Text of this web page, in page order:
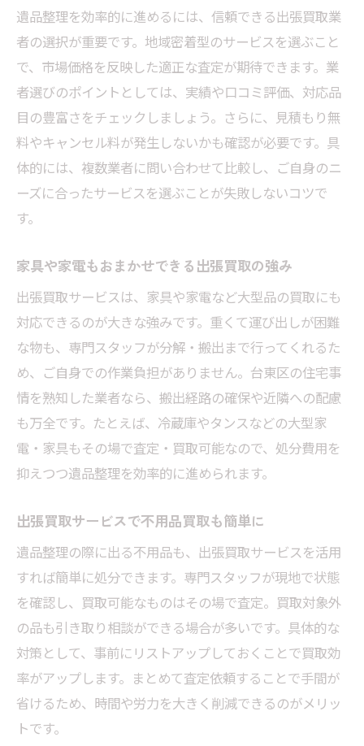
遺品整理を効率的に進めるには、信頼できる出張買取業
者の選択が重要です。地域密着型のサービスを選ぶこと
で、市場価格を反映した適正な査定が期待できます。業
者選びのポイントとしては、実績や口コミ評価、対応品
目の豊富さをチェックしましょう。さらに、見積もり無
料やキャンセル料が発生しないかも確認が必要です。具
体的には、複数業者に問い合わせて比較し、ご自身のニ
ーズに合ったサービスを選ぶことが失敗しないコツで
す。
家具や家電もおまかせできる出張買取の強み
出張買取サービスは、家具や家電など大型品の買取にも
対応できるのが大きな強みです。重くて運び出しが困難
な物も、専門スタッフが分解・搬出まで行ってくれるた
め、ご自身での作業負担がありません。台東区の住宅事
情を熟知した業者なら、搬出経路の確保や近隣への配慮
も万全です。たとえば、冷蔵庫やタンスなどの大型家
電・家具もその場で査定・買取可能なので、処分費用を
抑えつつ遺品整理を効率的に進められます。
出張買取サービスで不用品買取も簡単に
遺品整理の際に出る不用品も、出張買取サービスを活用
すれば簡単に処分できます。専門スタッフが現地で状態
を確認し、買取可能なものはその場で査定。買取対象外
の品も引き取り相談ができる場合が多いです。具体的な
対策として、事前にリストアップしておくことで買取効
率がアップします。まとめて査定依頼することで手間が
省けるため、時間や労力を大きく削減できるのがメリッ
トです。